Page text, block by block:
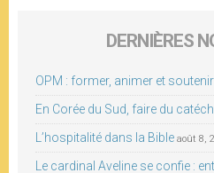
DERNIÈRES
OPM : former, animer et
En Corée du Sud, faire du
L’hospitalité dans la Bible août 8,
Le cardinal Aveline se confie :